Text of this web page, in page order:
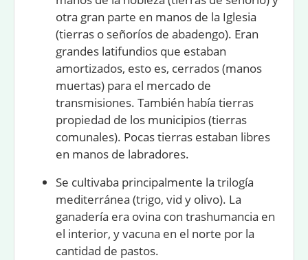
otra gran parte en manos de la Iglesia
(tierras o señoríos de abadengo). Eran
grandes latifundios que estaban
amortizados, esto es, cerrados (manos
muertas) para el mercado de
transmisiones. También había tierras
propiedad de los municipios (tierras
comunales). Pocas tierras estaban libres
en manos de labradores.
Se cultivaba principalmente la trilogía
mediterránea (trigo, vid y olivo). La
ganadería era ovina con trashumancia en
el interior, y vacuna en el norte por la
cantidad de pastos.